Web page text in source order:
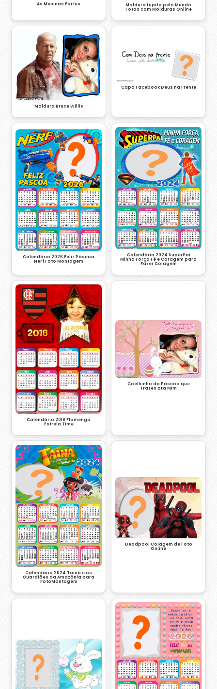
As Meninas Fortes Moldura Lupita pelo Mundo
Fotos com Molduras Online
Moldura Bruce Willis
Capa Facebook Deus na Frente
Calendário 2026 Feliz Páscoa
Nerf Foto Montagem
Calendário 2024 SuperPai
Minha Força Fé e Coragem para
Fazer Colagem
Calendário 2018 Flamengo
Estrela Time
Coelhinho da Páscoa que
Trazes pra MIm
Calendário 2024 Tainá e os
Guardiões da Amazônia para
FotoMontagem
Deadpool Colagem de Foto
Online